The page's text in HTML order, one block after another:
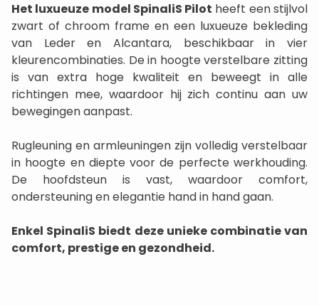
Het luxueuze model SpinaliS Pilot heeft een stijlvol
zwart of chroom frame en een luxueuze bekleding
van Leder en Alcantara, beschikbaar in vier
kleurencombinaties. De in hoogte verstelbare zitting
is van extra hoge kwaliteit en beweegt in alle
richtingen mee, waardoor hij zich continu aan uw
bewegingen aanpast.
Rugleuning en armleuningen zijn volledig verstelbaar
in hoogte en diepte voor de perfecte werkhouding.
De hoofdsteun is vast, waardoor comfort,
ondersteuning en elegantie hand in hand gaan.
Enkel SpinaliS biedt deze unieke combinatie van
comfort, prestige en gezondheid.